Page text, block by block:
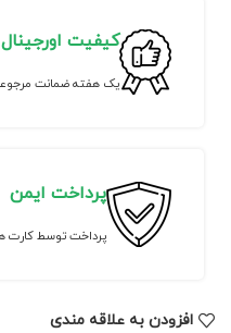
کیفیت اورجینال
یک هفته ضمانت
پرداخت ایمن
پرداخت توسط
افزودن به علاقه مندی